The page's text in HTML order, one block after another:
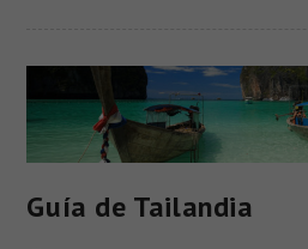
Guía de Tailandia